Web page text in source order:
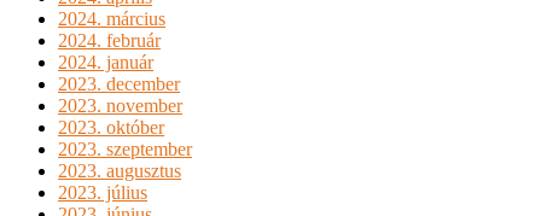
2024. március
2024. február
2024. január
2023. december
2023. november
2023. október
2023. szeptember
2023. augusztus
2023. július